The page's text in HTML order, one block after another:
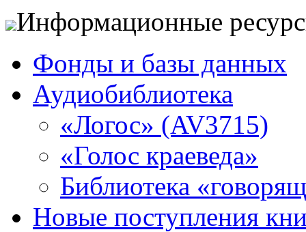
Информационные
Фонды и базы данных
Аудиобиблиотека
«Логос» (AV3715)
«Голос краеведа»
Библиотека
Новые поступления